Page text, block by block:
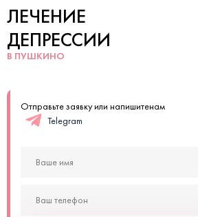
ЛЕЧЕНИЕ
ДЕПРЕССИИ
В ПУШКИНО
Отправьте заявку или напишитенам
Telegram